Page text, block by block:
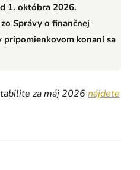
1. októbra 2026.
Správy o finančnej
konaní sa
za máj 2026nájdete